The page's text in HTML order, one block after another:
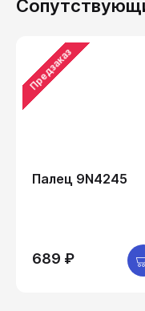
Предзаказ
Палец 9N4245
689 ₽